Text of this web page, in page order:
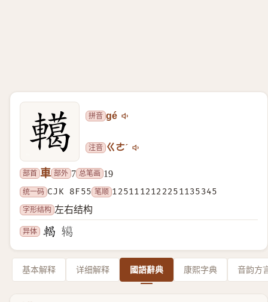
拼音 gé
注音 ㄍㄜˊ
部首 車 部外 7 总笔画 19
统一码 CJK 8F55 笔顺 1251112122251135345
字形结构 左右结构
异体
基本解释 详细解释 國語辭典 康熙字典 音韵方